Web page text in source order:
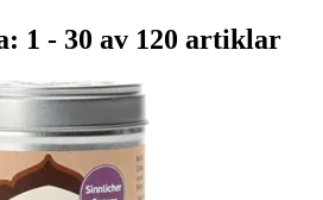
1 - 30 av 120 artiklar